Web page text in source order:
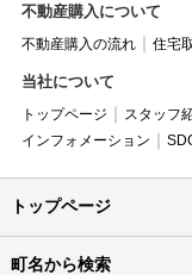
不動産購入について
不動産購入の流れ 住宅
当社について
トップページ スタッフ
インフォメーション
トップページ
町名から検索